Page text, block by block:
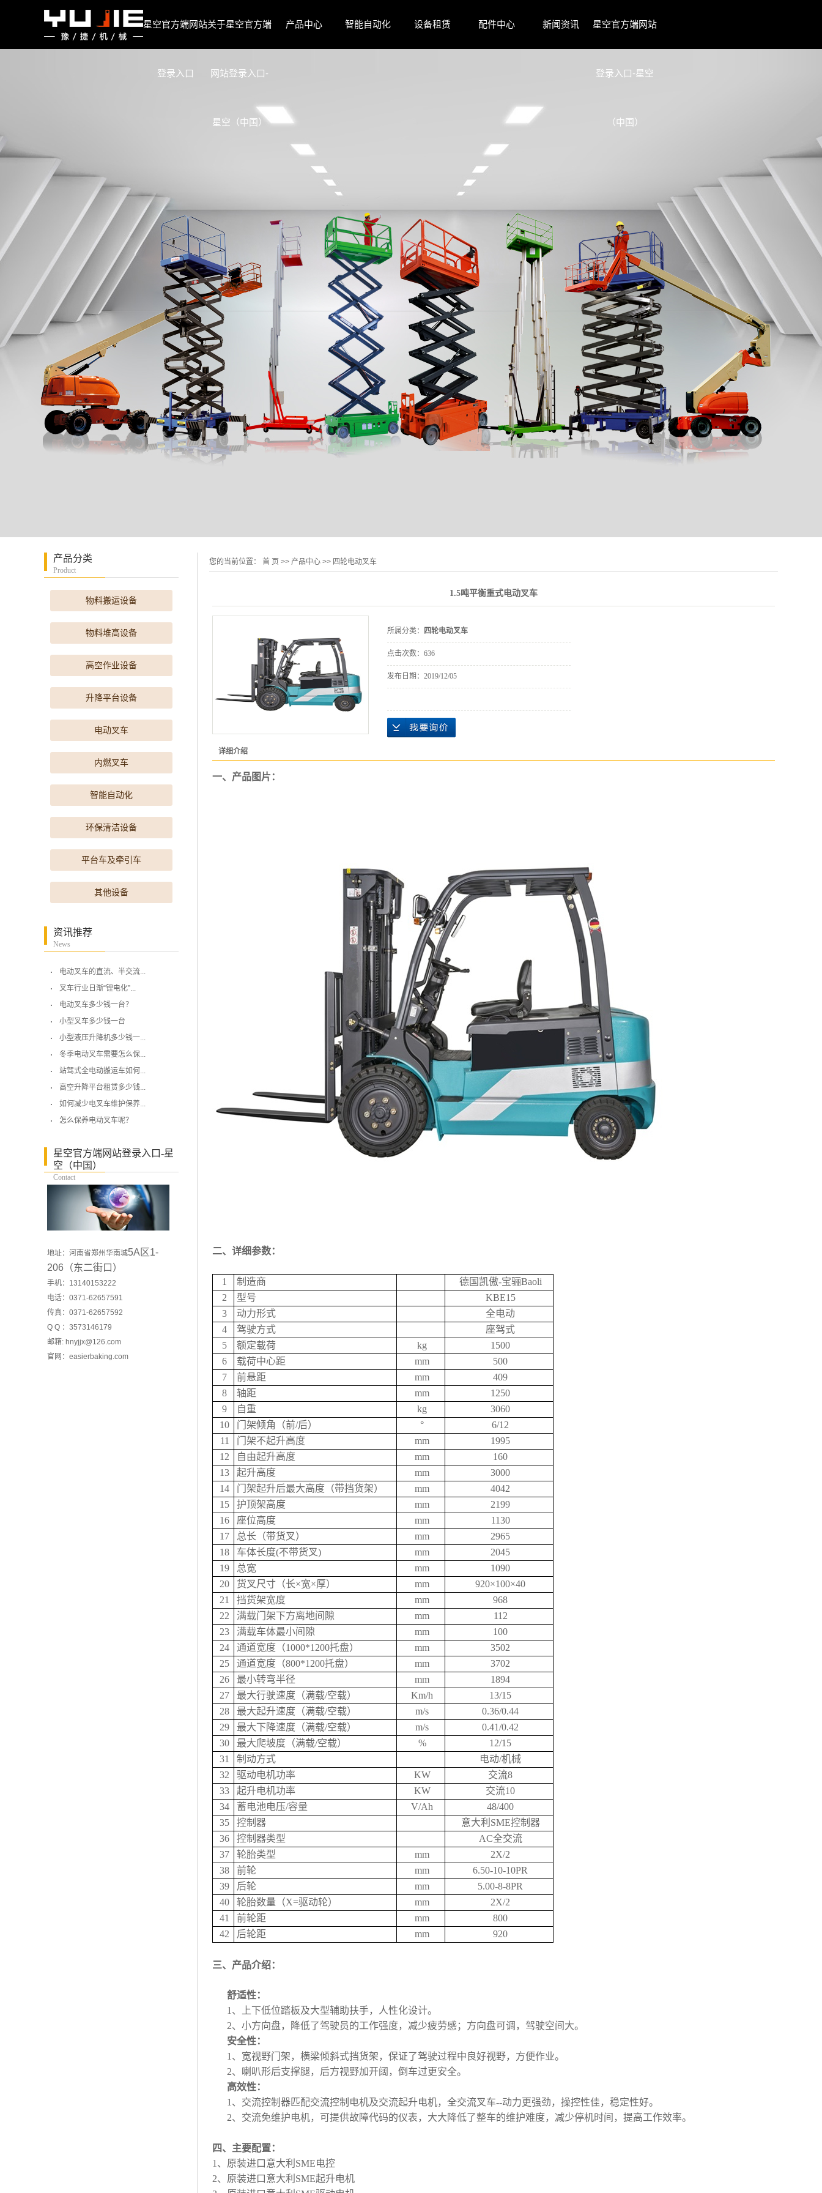
星空官方端网站
登录入口
关于星空官方端
网站登录入口-
星空（中国）
产品中心 智能自动化 设备租赁 配件中心 新闻资讯 星空官方端网站
登录入口-星空
（中国）
产品分类
Product
物料搬运设备
物料堆高设备
高空作业设备
升降平台设备
电动叉车
内燃叉车
智能自动化
环保清洁设备
平台车及牵引车
其他设备
资讯推荐
News
电动叉车的直流、半交流...
叉车行业日渐“锂电化”...
电动叉车多少钱一台？
小型叉车多少钱一台
小型液压升降机多少钱一...
冬季电动叉车需要怎么保...
站驾式全电动搬运车如何...
高空升降平台租赁多少钱...
如何减少电叉车维护保养...
怎么保养电动叉车呢？
星空官方端网站登录入口-星
空（中国）
Contact
地址：河南省郑州华南城5A区1-
206（东二街口）
手机：13140153222
电话：0371-62657591
传真：0371-62657592
Q Q ：3573146179
邮箱: hnyjjx@126.com
官网： easierbaking.com
您的当前位置： 首 页 >> 产品中心 >> 四轮电动叉车
1.5吨平衡重式电动叉车
所属分类： 四轮电动叉车
点击次数： 636
发布日期： 2019/12/05
详细介绍
一、产品图片：
二、 详细参数：
1 制造商
德国凯傲-宝骊Baoli
2
型号
KBE15
3
动力形式
全电动
4
驾驶方式
座驾式
5
额定载荷 kg
1500
6
载荷中心距 mm
500
7
前悬距 mm
409
8
轴距 mm
1250
9
自重 kg
3060
10
门架倾角（前/后） °
6/12
11
门架不起升高度 mm
1995
12
自由起升高度 mm
160
13
起升高度 mm
3000
14
门架起升后最大高度（带挡货架） mm
4042
15
护顶架高度 mm
2199
16
座位高度 mm
1130
17
总长（带货叉） mm
2965
18
车体长度(不带货叉) mm
2045
19
总宽 mm
1090
20
货叉尺寸（长×宽×厚） mm
920×100×40
21
挡货架宽度 mm
968
22
满载门架下方离地间隙 mm
112
23
满载车体最小间隙 mm
100
24
通道宽度（1000*1200托盘） mm
3502
25
通道宽度（800*1200托盘） mm
3702
26
最小转弯半径 mm
1894
27
最大行驶速度（满载/空载） Km/h
13/15
28
最大起升速度（满载/空载） m/s
0.36/0.44
29
最大下降速度（满载/空载） m/s
0.41/0.42
30
最大爬坡度（满载/空载） %
12/15
31
制动方式
电动/机械
32
驱动电机功率 KW
交流8
33
起升电机功率 KW
交流10
34
蓄电池电压/容量 V/Ah
48/400
35
控制器
意大利SME控制器
36
控制器类型
AC全交流
37
轮胎类型 mm
2X/2
38
前轮 mm
6.50-10-10PR
39
后轮 mm
5.00-8-8PR
40
轮胎数量（X=驱动轮） mm
2X/2
41
前轮距 mm
800
42
后轮距 mm 920
三、产品介绍：
舒适性：
1、上下低位踏板及大型辅助扶手，人性化设计。
2、小方向盘，降低了驾驶员的工作强度，减少疲劳感；方向盘可调，驾驶空间大。
安全性：
1、宽视野门架，横梁倾斜式挡货架，保证了驾驶过程中良好视野，方便作业。
2、喇叭形后支撑腿，后方视野加开阔，倒车过更安全。
高效性：
1、交流控制器匹配交流控制电机及交流起升电机，全交流叉车--动力更强劲，操控性佳，稳定性好。
2、交流免维护电机，可提供故障代码的仪表，大大降低了整车的维护难度，减少停机时间，提高工作效率。
四、主要配置：
1、原装进口意大利SME电控
2、原装进口意大利SME起升电机